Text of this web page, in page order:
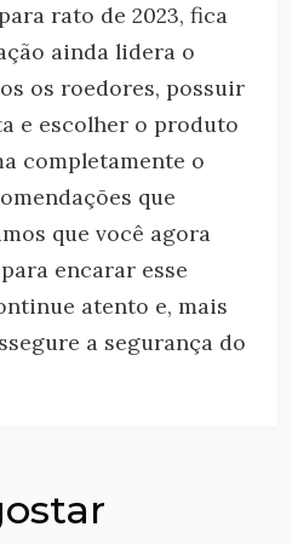
rato de 2023, fica
ainda lidera o
os roedores, possuir
e escolher o produto
completamente o
que
que você agora
encarar esse
atento e, mais
a segurança do